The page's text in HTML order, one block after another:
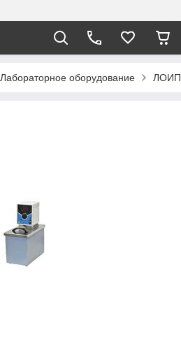
Лабораторное оборудование ЛОИП